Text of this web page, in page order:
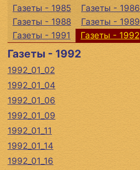
Газеты - 1985
Газеты - 1986
Газеты - 1988
Газеты - 1989
Газеты - 1991
Газеты - 1992
Газеты - 1992
1992_01_02
1992_01_04
1992_01_06
1992_01_09
1992_01_11
1992_01_14
1992_01_16